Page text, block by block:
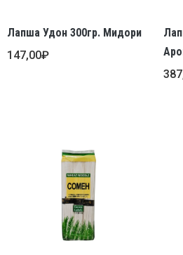
Лапша Удон 300гр. Мидори
147,00₽